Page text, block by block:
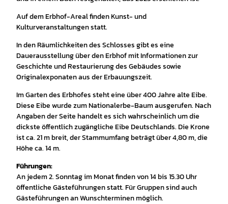
Auf dem Erbhof-Areal finden Kunst- und
Kulturveranstaltungen statt.
In den Räumlichkeiten des Schlosses gibt es eine
Dauerausstellung über den Erbhof mit Informationen zur
Geschichte und Restaurierung des Gebäudes sowie
Originalexponaten aus der Erbauungszeit.
Im Garten des Erbhofes steht eine über 400 Jahre alte Eibe.
Diese Eibe wurde zum Nationalerbe-Baum ausgerufen. Nach
Angaben der Seite handelt es sich wahrscheinlich um die
dickste öffentlich zugängliche Eibe Deutschlands. Die Krone
ist ca. 21 m breit, der Stammumfang beträgt über 4,80 m, die
Höhe ca. 14 m.
Führungen:
An jedem 2. Sonntag im Monat finden von 14 bis 15.30 Uhr
öffentliche Gästeführungen statt. Für Gruppen sind auch
Gästeführungen an Wunschterminen möglich.